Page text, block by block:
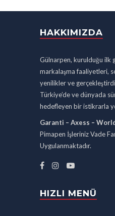
HAKKIMIZDA
Gülnarpen, kurulduğu ilk
markalaşma faaliyetleri,
yenilikler ve
Türkiye’de ve dünyada
hedefleyen bir istikrarla
Garanti – Axess –
Pimapen İşleriniz Vade
Uygulanmaktadır.
HIZLI MENÜ